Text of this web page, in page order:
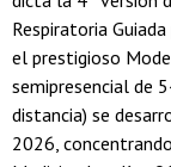
Respiratoria
el prestigioso
semipresencial de
distancia) se
2026,